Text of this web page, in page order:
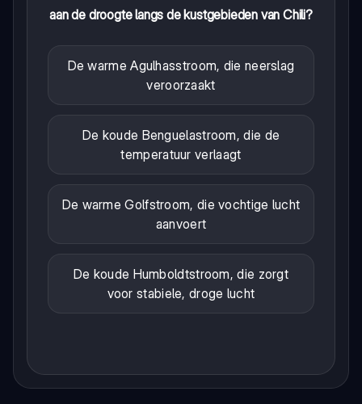
aan de droogte langs de kustgebieden van Chili?
De warme Agulhasstroom, die neerslag
veroorzaakt
De koude Benguelastroom, die de
temperatuur verlaagt
De warme Golfstroom, die vochtige lucht
aanvoert
De koude Humboldtstroom, die zorgt
voor stabiele, droge lucht